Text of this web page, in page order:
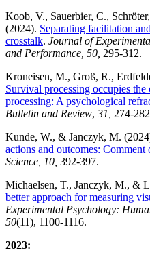
Koob, V., Sauerbier, C.,
(2024). Separating facilitation
crosstalk. Journal of
and Performance, 50, 295-312.
Kroneisen, M., Groß, R.,
Survival processing occupies
processing: A psychological
Bulletin and Review, 31,
274-
Kunde, W., & Janczyk, M.
actions and outcomes: Comment
Science, 10, 392-397.
Michaelsen, T., Janczyk, M., &
better approach for measuring
Experimental Psychology:
50(11), 1100-1116.
2023: